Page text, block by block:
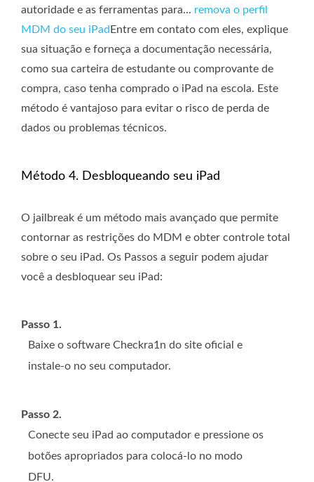
autoridade e as ferramentas para... remova o perfil
MDM do seu iPad Entre em contato com eles, explique
sua situação e forneça a documentação necessária,
como sua carteira de estudante ou comprovante de
compra, caso tenha comprado o iPad na escola. Este
método é vantajoso para evitar o risco de perda de
dados ou problemas técnicos.
Método 4. Desbloqueando seu iPad
O jailbreak é um método mais avançado que permite
contornar as restrições do MDM e obter controle total
sobre o seu iPad. Os Passos a seguir podem ajudar
você a desbloquear seu iPad:
Passo 1.
Baixe o software Checkra1n do site oficial e
instale-o no seu computador.
Passo 2.
Conecte seu iPad ao computador e pressione os
botões apropriados para colocá-lo no modo
DFU.